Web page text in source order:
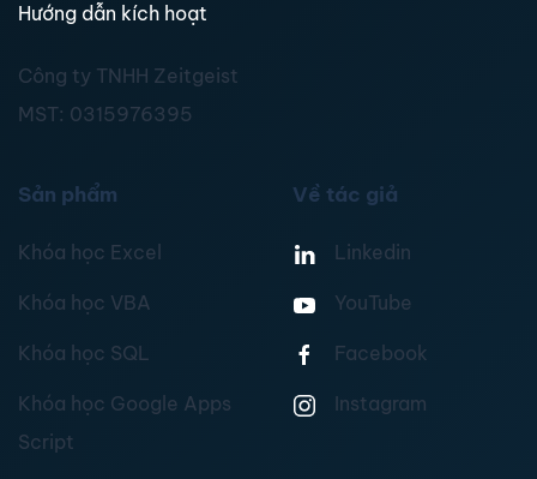
Hướng dẫn kích hoạt
Công ty TNHH Zeitgeist
MST: 0315976395
Sản phẩm
Khóa học Excel
Khóa học VBA
Khóa học SQL
Khóa học Google Apps
Script
Về tác giả
Linkedin
YouTube
Facebook
Instagram